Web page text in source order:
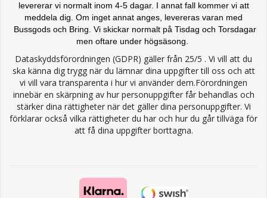
levererar vi normalt inom 4-5 dagar. I annat fall kommer vi att
meddela dig. Om inget annat anges, levereras varan med
Bussgods och Bring. Vi skickar normalt på Tisdag och Torsdagar
men oftare under högsäsong.
Dataskyddsförordningen (GDPR) gäller från 25/5 . Vi vill att du
ska känna dig trygg när du lämnar dina uppgifter till oss och att
vi vill vara transparenta i hur vi använder dem.Förordningen
innebär en skärpning av hur personuppgifter får behandlas och
stärker dina rättigheter när det gäller dina personuppgifter. Vi
förklarar också vilka rättigheter du har och hur du går tillväga för
att få dina uppgifter borttagna.